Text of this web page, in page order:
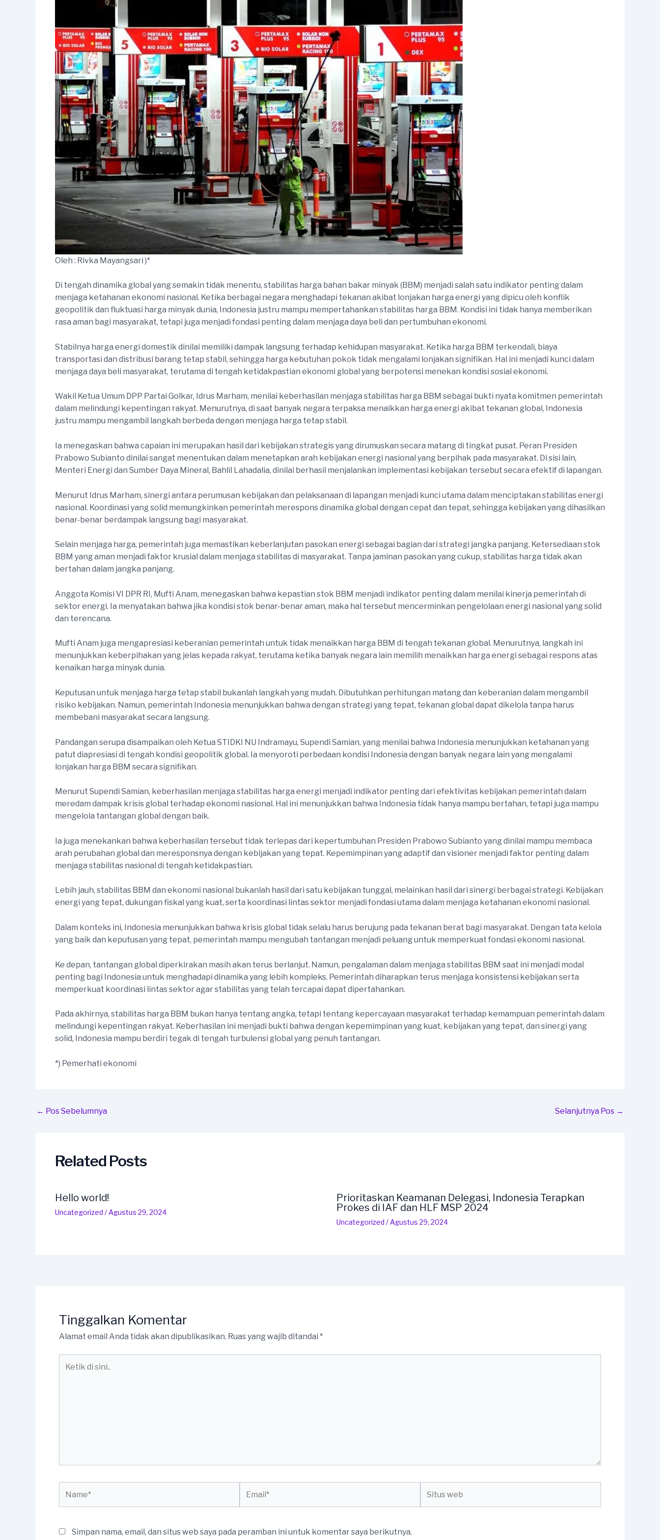
Oleh : Rivka Mayangsari )*
Di tengah dinamika global yang semakin tidak menentu, stabilitas harga bahan bakar minyak (BBM) menjadi salah satu indikator penting dalam
menjaga ketahanan ekonomi nasional. Ketika berbagai negara menghadapi tekanan akibat lonjakan harga energi yang dipicu oleh konflik
geopolitik dan fluktuasi harga minyak dunia, Indonesia justru mampu mempertahankan stabilitas harga BBM. Kondisi ini tidak hanya memberikan
rasa aman bagi masyarakat, tetapi juga menjadi fondasi penting dalam menjaga daya beli dan pertumbuhan ekonomi.
Stabilnya harga energi domestik dinilai memiliki dampak langsung terhadap kehidupan masyarakat. Ketika harga BBM terkendali, biaya
transportasi dan distribusi barang tetap stabil, sehingga harga kebutuhan pokok tidak mengalami lonjakan signifikan. Hal ini menjadi kunci dalam
menjaga daya beli masyarakat, terutama di tengah ketidakpastian ekonomi global yang berpotensi menekan kondisi sosial ekonomi.
Wakil Ketua Umum DPP Partai Golkar, Idrus Marham, menilai keberhasilan menjaga stabilitas harga BBM sebagai bukti nyata komitmen pemerintah
dalam melindungi kepentingan rakyat. Menurutnya, di saat banyak negara terpaksa menaikkan harga energi akibat tekanan global, Indonesia
justru mampu mengambil langkah berbeda dengan menjaga harga tetap stabil.
Ia menegaskan bahwa capaian ini merupakan hasil dari kebijakan strategis yang dirumuskan secara matang di tingkat pusat. Peran Presiden
Prabowo Subianto dinilai sangat menentukan dalam menetapkan arah kebijakan energi nasional yang berpihak pada masyarakat. Di sisi lain,
Menteri Energi dan Sumber Daya Mineral, Bahlil Lahadalia, dinilai berhasil menjalankan implementasi kebijakan tersebut secara efektif di lapangan.
Menurut Idrus Marham, sinergi antara perumusan kebijakan dan pelaksanaan di lapangan menjadi kunci utama dalam menciptakan stabilitas energi
nasional. Koordinasi yang solid memungkinkan pemerintah merespons dinamika global dengan cepat dan tepat, sehingga kebijakan yang dihasilkan
benar-benar berdampak langsung bagi masyarakat.
Selain menjaga harga, pemerintah juga memastikan keberlanjutan pasokan energi sebagai bagian dari strategi jangka panjang. Ketersediaan stok
BBM yang aman menjadi faktor krusial dalam menjaga stabilitas di masyarakat. Tanpa jaminan pasokan yang cukup, stabilitas harga tidak akan
bertahan dalam jangka panjang.
Anggota Komisi VI DPR RI, Mufti Anam, menegaskan bahwa kepastian stok BBM menjadi indikator penting dalam menilai kinerja pemerintah di
sektor energi. Ia menyatakan bahwa jika kondisi stok benar-benar aman, maka hal tersebut mencerminkan pengelolaan energi nasional yang solid
dan terencana.
Mufti Anam juga mengapresiasi keberanian pemerintah untuk tidak menaikkan harga BBM di tengah tekanan global. Menurutnya, langkah ini
menunjukkan keberpihakan yang jelas kepada rakyat, terutama ketika banyak negara lain memilih menaikkan harga energi sebagai respons atas
kenaikan harga minyak dunia.
Keputusan untuk menjaga harga tetap stabil bukanlah langkah yang mudah. Dibutuhkan perhitungan matang dan keberanian dalam mengambil
risiko kebijakan. Namun, pemerintah Indonesia menunjukkan bahwa dengan strategi yang tepat, tekanan global dapat dikelola tanpa harus
membebani masyarakat secara langsung.
Pandangan serupa disampaikan oleh Ketua STIDKI NU Indramayu, Supendi Samian, yang menilai bahwa Indonesia menunjukkan ketahanan yang
patut diapresiasi di tengah kondisi geopolitik global. Ia menyoroti perbedaan kondisi Indonesia dengan banyak negara lain yang mengalami
lonjakan harga BBM secara signifikan.
Menurut Supendi Samian, keberhasilan menjaga stabilitas harga energi menjadi indikator penting dari efektivitas kebijakan pemerintah dalam
meredam dampak krisis global terhadap ekonomi nasional. Hal ini menunjukkan bahwa Indonesia tidak hanya mampu bertahan, tetapi juga mampu
mengelola tantangan global dengan baik.
Ia juga menekankan bahwa keberhasilan tersebut tidak terlepas dari kepertumbuhan Presiden Prabowo Subianto yang dinilai mampu membaca
arah perubahan global dan meresponsnya dengan kebijakan yang tepat. Kepemimpinan yang adaptif dan visioner menjadi faktor penting dalam
menjaga stabilitas nasional di tengah ketidakpastian.
Lebih jauh, stabilitas BBM dan ekonomi nasional bukanlah hasil dari satu kebijakan tunggal, melainkan hasil dari sinergi berbagai strategi. Kebijakan
energi yang tepat, dukungan fiskal yang kuat, serta koordinasi lintas sektor menjadi fondasi utama dalam menjaga ketahanan ekonomi nasional.
Dalam konteks ini, Indonesia menunjukkan bahwa krisis global tidak selalu harus berujung pada tekanan berat bagi masyarakat. Dengan tata kelola
yang baik dan keputusan yang tepat, pemerintah mampu mengubah tantangan menjadi peluang untuk memperkuat fondasi ekonomi nasional.
Ke depan, tantangan global diperkirakan masih akan terus berlanjut. Namun, pengalaman dalam menjaga stabilitas BBM saat ini menjadi modal
penting bagi Indonesia untuk menghadapi dinamika yang lebih kompleks. Pemerintah diharapkan terus menjaga konsistensi kebijakan serta
memperkuat koordinasi lintas sektor agar stabilitas yang telah tercapai dapat dipertahankan.
Pada akhirnya, stabilitas harga BBM bukan hanya tentang angka, tetapi tentang kepercayaan masyarakat terhadap kemampuan pemerintah dalam
melindungi kepentingan rakyat. Keberhasilan ini menjadi bukti bahwa dengan kepemimpinan yang kuat, kebijakan yang tepat, dan sinergi yang
solid, Indonesia mampu berdiri tegak di tengah turbulensi global yang penuh tantangan.
*) Pemerhati ekonomi
Post
← Pos Sebelumnya Selanjutnya Pos →
Related Posts
Hello world!
Uncategorized / Agustus 29, 2024
Prioritaskan Keamanan Delegasi, Indonesia Terapkan
Prokes di IAF dan HLF MSP 2024
Uncategorized / Agustus 29, 2024
Tinggalkan Komentar
Alamat email Anda tidak akan dipublikasikan. Ruas yang wajib ditandai *
web
Simpan nama, email, dan situs web saya pada peramban ini untuk komentar saya berikutnya.